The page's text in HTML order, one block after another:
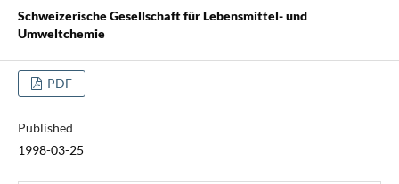
Schweizerische Gesellschaft für Lebensmittel- und
Umweltchemie
PDF
Published
1998-03-25